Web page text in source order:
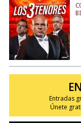
Entradas
Únete